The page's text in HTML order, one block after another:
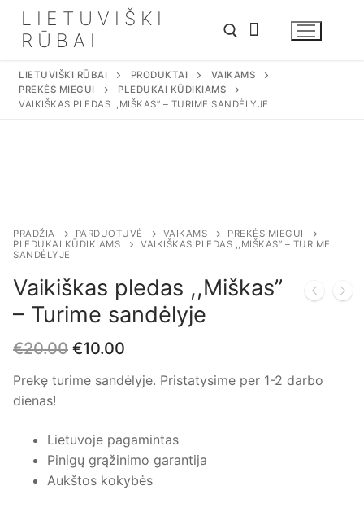
turinio
LIETUVIŠKI
RŪBAI
LIETUVIŠKI RŪBAI PRODUKTAI
VAIKAMS
PREKĖS MIEGUI
PLEDUKAI KŪDIKIAMS
VAIKIŠKAS PLEDAS ,,MIŠKAS” – TURIME SANDĖLYJE
PRADŽIA PARDUOTUVĖ VAIKAMS
PREKĖS MIEGUI
PLEDUKAI KŪDIKIAMS
VAIKIŠKAS PLEDAS ,,MIŠKAS” – TURIME
SANDĖLYJE
Vaikiškas pledas ,,Miškas”
– Turime sandėlyje
€20.00 €10.00
Prekę turime sandėlyje. Pristatysime per 1-2 darbo
dienas!
Lietuvoje pagamintas
Pinigų grąžinimo garantija
Aukštos kokybės